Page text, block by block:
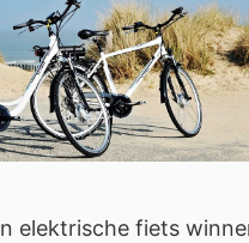
in Frankrijk:
Parels
elektrische fiets